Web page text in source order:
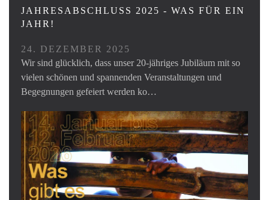
JAHRESABSCHLUSS 2025 - WAS FÜR EIN
JAHR!
24. DEZEMBER 2025
Wir sind glücklich, dass unser 20-jähriges Jubiläum mit so
vielen schönen und spannenden Veranstaltungen und
Begegnungen gefeiert werden ko…